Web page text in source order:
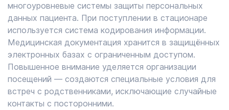
многоуровневые системы защиты персональных
данных пациента. При поступлении в стационаре
используется система кодирования информации.
Медицинская документация хранится в защищённых
электронных базах с ограниченным доступом.
Повышенное внимание уделяется организации
посещений — создаются специальные условия для
встреч с родственниками, исключающие случайные
контакты с посторонними.